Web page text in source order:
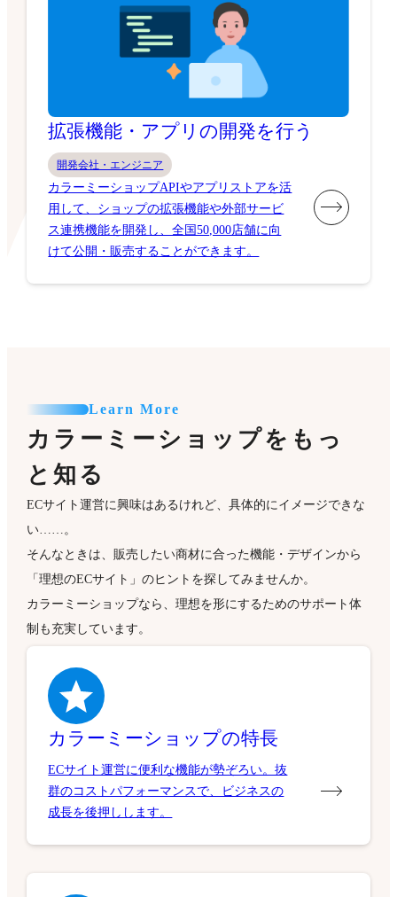
拡張機能・アプリの開発を行う
開発会社・エンジニア
カラーミーショップAPIやアプリストアを活
用して、ショップの拡張機能や外部サービ
ス連携機能を開発し、全国50,000店舗に向
けて公開・販売することができます。
Learn More
カラーミーショップをもっ
と知る
ECサイト運営に興味はあるけれど、具体的にイメージできな
い……。
そんなときは、販売したい商材に合った機能・デザインから
「理想のECサイト」のヒントを探してみませんか。
カラーミーショップなら、理想を形にするためのサポート体
制も充実しています。
カラーミーショップの特長
ECサイト運営に便利な機能が勢ぞろい。抜
群のコストパフォーマンスで、ビジネスの
成長を後押しします。